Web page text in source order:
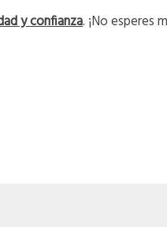
y confianza. ¡No esperes